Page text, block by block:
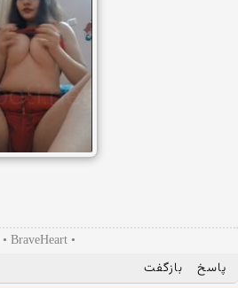
• BraveHeart •
پاسخ بازگفت